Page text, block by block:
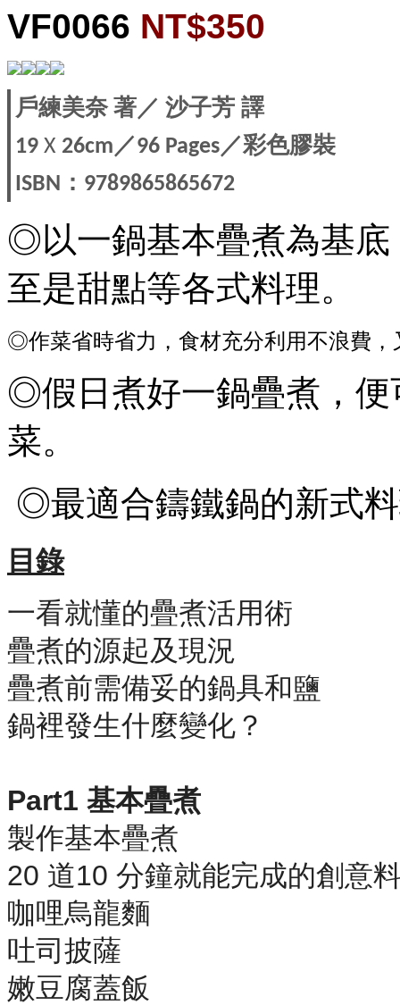
VF0066 NT$350
戶練美奈著／ 沙子芳譯
19 X 26cm／96 Pages／彩色膠裝
ISBN ： 9789865865672
◎以一鍋基本疊煮為基底
至是甜點等各式料理。
◎作菜省時省力，食材充分利用不浪費，
◎假日煮好一鍋疊煮，便
菜。
◎最適合鑄鐵鍋的新式
目錄
一看就懂的疊煮活用術
疊煮的源起及現況
疊煮前需備妥的鍋具和鹽
鍋裡發生什麼變化？
Part1 基本疊煮
製作基本疊煮
20 道10 分鐘就能完成的創意
咖哩烏龍麵
吐司披薩
嫩豆腐蓋飯